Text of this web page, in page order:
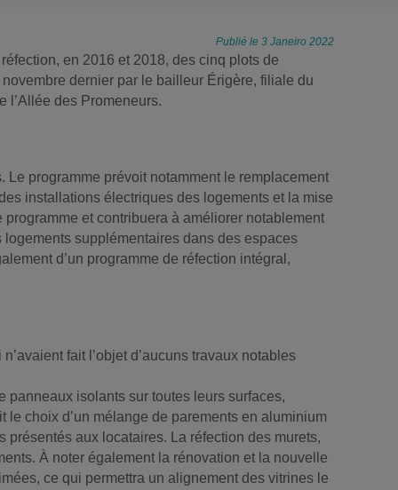
Publié le 3 Janeiro 2022
en 2016 et 2018, des cinq plots de
dernier par le bailleur Érigère, filiale du
l’Allée des Promeneurs.
programme prévoit notamment le remplacement
installations électriques des logements et la mise
et contribuera à améliorer notablement
supplémentaires dans des espaces
d’un programme de réfection intégral,
fait l’objet d’aucuns travaux notables
panneaux isolants sur toutes leurs surfaces,
choix d’un mélange de parements en aluminium
aux locataires. La réfection des murets,
À noter également la rénovation et la nouvelle
ce qui permettra un alignement des vitrines le